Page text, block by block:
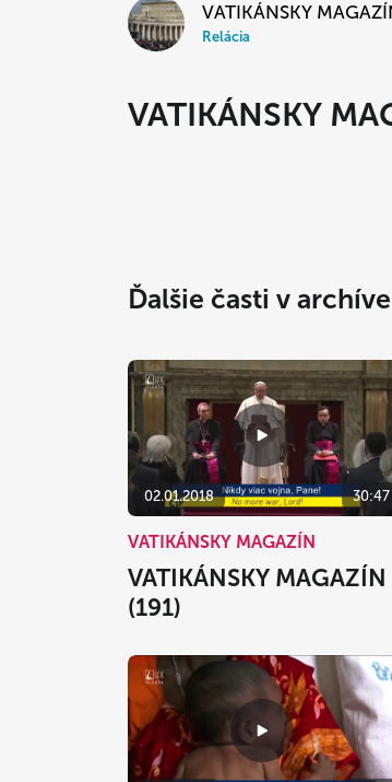
VATIKÁNSKY
Relácia
VATIKÁNSKY
Ďalšie časti v archíve
02.01.2018 30:47
VATIKÁNSKY MAGAZÍN
VATIKÁNSKY MAGAZÍN
(191)